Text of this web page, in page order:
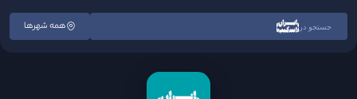
جستجو در همه شهرها